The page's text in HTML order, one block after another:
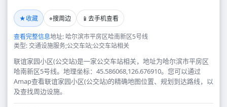
★收藏 ⌖搜周边 📱 去手机查看
查看完整信息地址: 哈尔滨市平房区哈南新区5号线
类型: 交通设施服务;公交车站;公交车站相关
联谊家园小区(公交站)是一家公交车站相关，地址为哈尔滨市平房区
哈南新区5号线。地理坐标：45.586068,126.676910。您可以通过
Amap查看联谊家园小区(公交站)的精确地图位置、规划到达路线，以
及查找周边设施。